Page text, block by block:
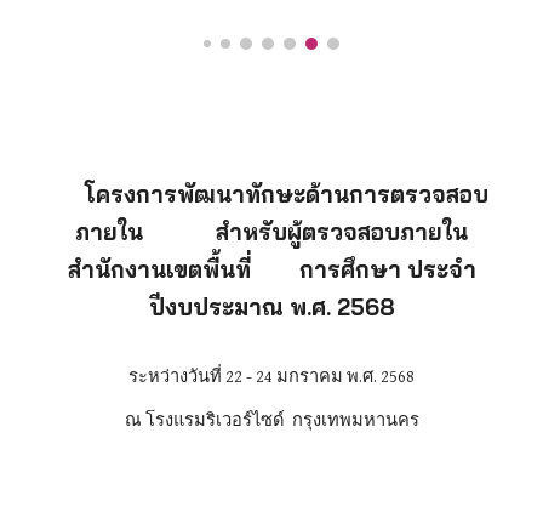
โครงการพัฒนาทักษะด้านการตรวจสอบ
ภายใน สำหรับผู้ตรวจสอบภายใน
สำนักงานเขตพื้นที่ การศึกษา ประจำ
ปีงบประมาณ พ.ศ. 2568
ระหว่างวันที่ 22 - 24 มกราคม พ.ศ. 2568
ณ โรงแรมริเวอร์ไซด์ กรุงเทพมหานคร